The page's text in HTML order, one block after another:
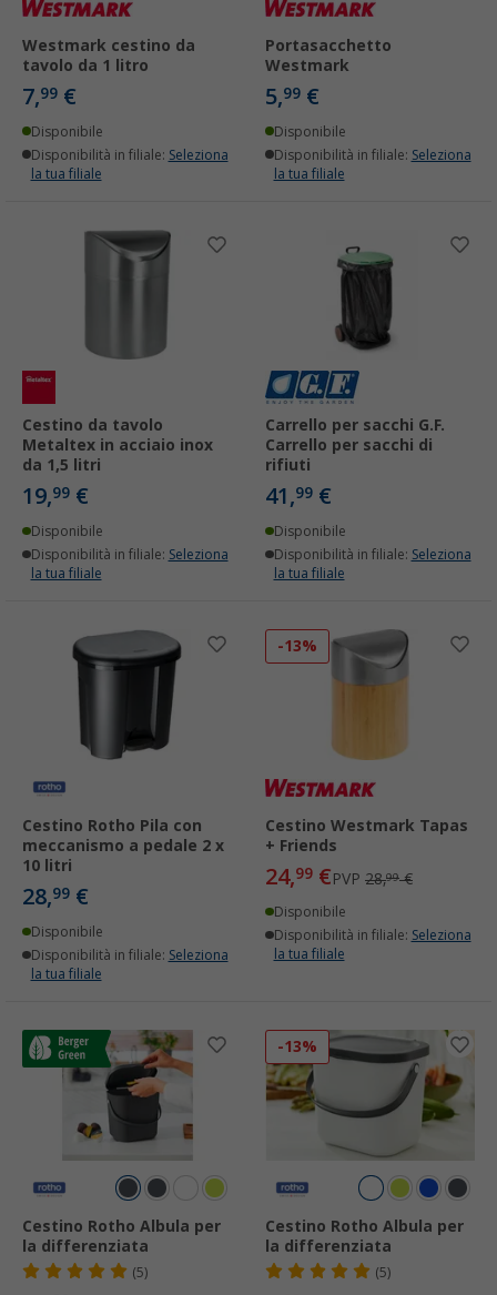
Westmark cestino da
tavolo da 1 litro
7,99 €
Disponibile
Disponibilità in filiale: Seleziona
la tua filiale
Portasacchetto
Westmark
5,99 €
Disponibile
Disponibilità in filiale: Seleziona
la tua filiale
Cestino da tavolo
Metaltex in acciaio inox
da 1,5 litri
19,99 €
Disponibile
Disponibilità in filiale: Seleziona
la tua filiale
Carrello per sacchi G.F.
Carrello per sacchi di
rifiuti
41,99 €
Disponibile
Disponibilità in filiale: Seleziona
la tua filiale
Cestino Rotho Pila con
meccanismo a pedale 2 x
10 litri
28,99 €
Disponibile
Disponibilità in filiale: Seleziona
la tua filiale
-13%
Cestino Westmark Tapas
+ Friends
24,99 €PVP 28,99€
Disponibile
Disponibilità in filiale: Seleziona
la tua filiale
Cestino Rotho Albula per
la differenziata
(5)
-13%
Cestino Rotho Albula per
la differenziata
(5)